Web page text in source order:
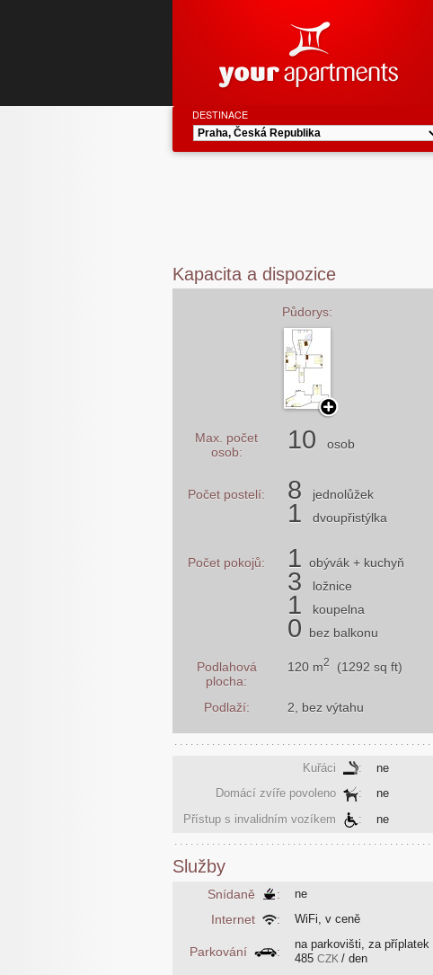
DESTINACE
Kapacita a dispozice
Půdorys:
Max. počet
osob:
10 osob
Počet postelí: 8 jednolůžek
1 dvoupřistýlka
Počet pokojů: 1 obývák + kuchyň
3 ložnice
1 koupelna
0 bez balkonu
Podlahová
plocha:
120 m2 (1292 sq ft)
Podlaží: 2, bez výtahu
Kuřáci :
ne
Domácí zvíře povoleno
:
ne
Přístup s invalidním vozíkem
: ne
Služby
Snídaně : ne
Internet : WiFi, v ceně
Parkování :
na parkovišti, za příplatek
485 CZK / den